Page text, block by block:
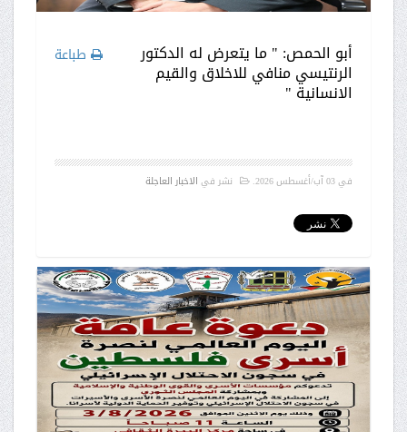
طباعة أبو الحمص: " ما يتعرض له الدكتور
الرنتيسي منافي للاخلاق والقيم
الانسانية "
في03 آب/أغسطس 2026 . نشر في الاخبار العاجلة